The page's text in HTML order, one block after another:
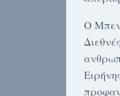
Ο